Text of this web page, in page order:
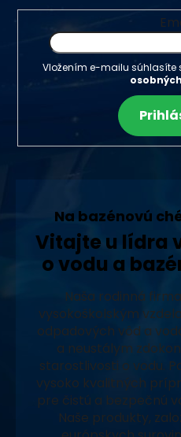
Vložením e-mailu súhlasíte
Na bazénovú
Vitajte u lídra
o vodu a
Naša rodinná
vysokoškolským
odpadových vôd a
a neustálym
starostlivosti o vodu.
vysoko kvalitných
pre čistú a bezpečnú
Naše produkty,